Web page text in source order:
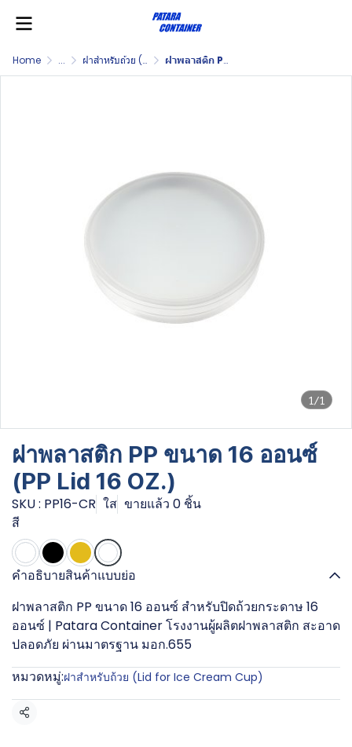
Home ... ฝาสำหรับถ้วย (Lid for Ice Cream Cup) ฝาพลาสติก PP ขนาด 16 ออนซ์ (PP Lid 16 OZ.)
1/1
ฝาพลาสติก PP ขนาด 16 ออนซ์
(PP Lid 16 OZ.)
SKU : PP16-CR ใส ขายแล้ว 0 ชิ้น
สี
คำอธิบายสินค้าแบบย่อ
ฝาพลาสติก PP ขนาด 16 ออนซ์ สำหรับปิดถ้วยกระดาษ 16
ออนซ์ | Patara Container โรงงานผู้ผลิตฝาพลาสติก สะอาด
ปลอดภัย ผ่านมาตรฐาน มอก.655
หมวดหมู่:ฝาสำหรับถ้วย (Lid for Ice Cream Cup)
แชร์